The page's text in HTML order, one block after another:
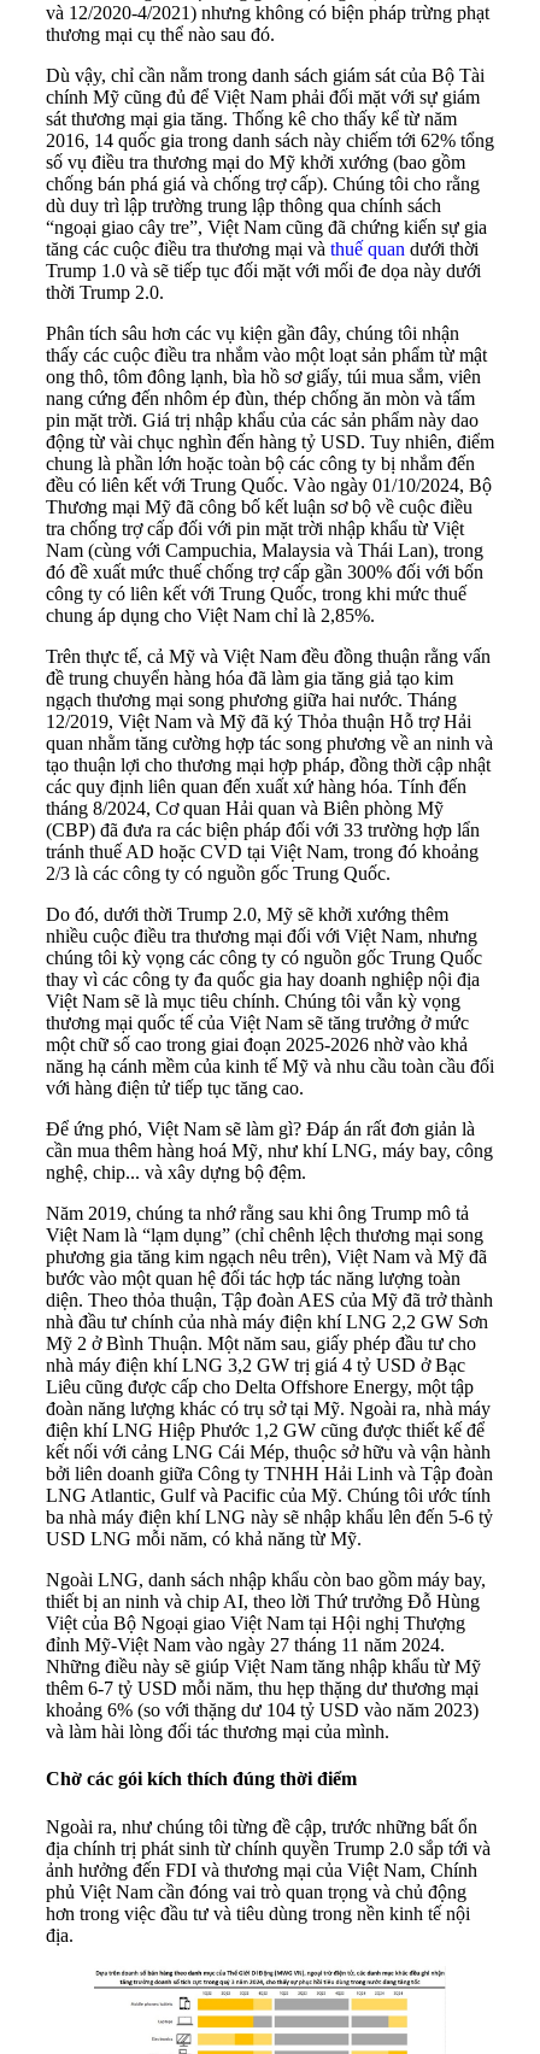
và 12/2020-4/2021) nhưng không có biện pháp trừng phạt
thương mại cụ thể nào sau đó.
Dù vậy, chỉ cần nằm trong danh sách giám sát của Bộ Tài
chính Mỹ cũng đủ để Việt Nam phải đối mặt với sự giám
sát thương mại gia tăng. Thống kê cho thấy kể từ năm
2016, 14 quốc gia trong danh sách này chiếm tới 62% tổng
số vụ điều tra thương mại do Mỹ khởi xướng (bao gồm
chống bán phá giá và chống trợ cấp). Chúng tôi cho rằng
dù duy trì lập trường trung lập thông qua chính sách
“ngoại giao cây tre”, Việt Nam cũng đã chứng kiến sự gia
tăng các cuộc điều tra thương mại và thuế quan dưới thời
Trump 1.0 và sẽ tiếp tục đối mặt với mối đe dọa này dưới
thời Trump 2.0.
Phân tích sâu hơn các vụ kiện gần đây, chúng tôi nhận
thấy các cuộc điều tra nhắm vào một loạt sản phẩm từ mật
ong thô, tôm đông lạnh, bìa hồ sơ giấy, túi mua sắm, viên
nang cứng đến nhôm ép đùn, thép chống ăn mòn và tấm
pin mặt trời. Giá trị nhập khẩu của các sản phẩm này dao
động từ vài chục nghìn đến hàng tỷ USD. Tuy nhiên, điểm
chung là phần lớn hoặc toàn bộ các công ty bị nhắm đến
đều có liên kết với Trung Quốc. Vào ngày 01/10/2024, Bộ
Thương mại Mỹ đã công bố kết luận sơ bộ về cuộc điều
tra chống trợ cấp đối với pin mặt trời nhập khẩu từ Việt
Nam (cùng với Campuchia, Malaysia và Thái Lan), trong
đó đề xuất mức thuế chống trợ cấp gần 300% đối với bốn
công ty có liên kết với Trung Quốc, trong khi mức thuế
chung áp dụng cho Việt Nam chỉ là 2,85%.
Trên thực tế, cả Mỹ và Việt Nam đều đồng thuận rằng vấn
đề trung chuyển hàng hóa đã làm gia tăng giả tạo kim
ngạch thương mại song phương giữa hai nước. Tháng
12/2019, Việt Nam và Mỹ đã ký Thỏa thuận Hỗ trợ Hải
quan nhằm tăng cường hợp tác song phương về an ninh và
tạo thuận lợi cho thương mại hợp pháp, đồng thời cập nhật
các quy định liên quan đến xuất xứ hàng hóa. Tính đến
tháng 8/2024, Cơ quan Hải quan và Biên phòng Mỹ
(CBP) đã đưa ra các biện pháp đối với 33 trường hợp lẩn
tránh thuế AD hoặc CVD tại Việt Nam, trong đó khoảng
2/3 là các công ty có nguồn gốc Trung Quốc.
Do đó, dưới thời Trump 2.0, Mỹ sẽ khởi xướng thêm
nhiều cuộc điều tra thương mại đối với Việt Nam, nhưng
chúng tôi kỳ vọng các công ty có nguồn gốc Trung Quốc
thay vì các công ty đa quốc gia hay doanh nghiệp nội địa
Việt Nam sẽ là mục tiêu chính. Chúng tôi vẫn kỳ vọng
thương mại quốc tế của Việt Nam sẽ tăng trưởng ở mức
một chữ số cao trong giai đoạn 2025-2026 nhờ vào khả
năng hạ cánh mềm của kinh tế Mỹ và nhu cầu toàn cầu đối
với hàng điện tử tiếp tục tăng cao.
Để ứng phó, Việt Nam sẽ làm gì? Đáp án rất đơn giản là
cần mua thêm hàng hoá Mỹ, như khí LNG, máy bay, công
nghệ, chip... và xây dựng bộ đệm.
Năm 2019, chúng ta nhớ rằng sau khi ông Trump mô tả
Việt Nam là “lạm dụng” (chỉ chênh lệch thương mại song
phương gia tăng kim ngạch nêu trên), Việt Nam và Mỹ đã
bước vào một quan hệ đối tác hợp tác năng lượng toàn
diện. Theo thỏa thuận, Tập đoàn AES của Mỹ đã trở thành
nhà đầu tư chính của nhà máy điện khí LNG 2,2 GW Sơn
Mỹ 2 ở Bình Thuận. Một năm sau, giấy phép đầu tư cho
nhà máy điện khí LNG 3,2 GW trị giá 4 tỷ USD ở Bạc
Liêu cũng được cấp cho Delta Offshore Energy, một tập
đoàn năng lượng khác có trụ sở tại Mỹ. Ngoài ra, nhà máy
điện khí LNG Hiệp Phước 1,2 GW cũng được thiết kế để
kết nối với cảng LNG Cái Mép, thuộc sở hữu và vận hành
bởi liên doanh giữa Công ty TNHH Hải Linh và Tập đoàn
LNG Atlantic, Gulf và Pacific của Mỹ. Chúng tôi ước tính
ba nhà máy điện khí LNG này sẽ nhập khẩu lên đến 5-6 tỷ
USD LNG mỗi năm, có khả năng từ Mỹ.
Ngoài LNG, danh sách nhập khẩu còn bao gồm máy bay,
thiết bị an ninh và chip AI, theo lời Thứ trưởng Đỗ Hùng
Việt của Bộ Ngoại giao Việt Nam tại Hội nghị Thượng
đỉnh Mỹ-Việt Nam vào ngày 27 tháng 11 năm 2024.
Những điều này sẽ giúp Việt Nam tăng nhập khẩu từ Mỹ
thêm 6-7 tỷ USD mỗi năm, thu hẹp thặng dư thương mại
khoảng 6% (so với thặng dư 104 tỷ USD vào năm 2023)
và làm hài lòng đối tác thương mại của mình.
Chờ các gói kích thích đúng thời điểm
Ngoài ra, như chúng tôi từng đề cập, trước những bất ổn
địa chính trị phát sinh từ chính quyền Trump 2.0 sắp tới và
ảnh hưởng đến FDI và thương mại của Việt Nam, Chính
phủ Việt Nam cần đóng vai trò quan trọng và chủ động
hơn trong việc đầu tư và tiêu dùng trong nền kinh tế nội
địa.